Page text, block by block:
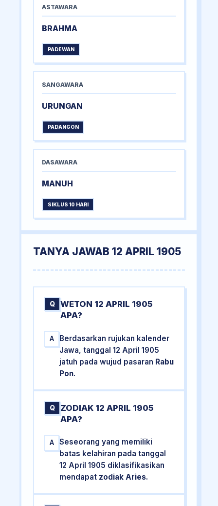
ASTAWARA
BRAHMA
PADEWAN
SANGAWARA
URUNGAN
PADANGON
DASAWARA
MANUH
SIKLUS 10 HARI
TANYA JAWAB 12 APRIL 1905
Q
WETON 12 APRIL 1905
APA?
A
Berdasarkan rujukan kalender
Jawa, tanggal 12 April 1905
jatuh pada wujud pasaran Rabu
Pon.
Q
ZODIAK 12 APRIL 1905
APA?
A
Seseorang yang memiliki
batas kelahiran pada tanggal
12 April 1905 diklasifikasikan
mendapat zodiak Aries.